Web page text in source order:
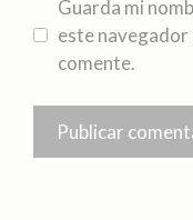
Guarda mi
este navegador
comente.